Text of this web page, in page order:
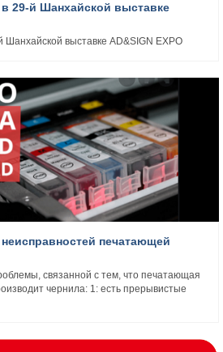
29-й Шанхайской выставке
Шанхайской выставке AD&SIGN EXPO
печатающей
связанной с тем, что печатающая
чернила: 1: есть прерывистые